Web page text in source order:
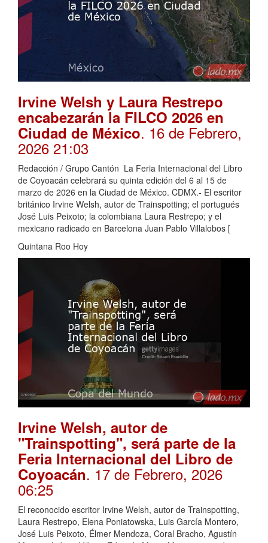
Irvine Welsh y Laura Restrepo
encabezarán la FILCO 2026 en
Ciudad de México. 16 de Febrero,
2026 21:03
Redacción / Grupo Cantón La Feria Internacional del Libro
de Coyoacán celebrará su quinta edición del 6 al 15 de
marzo de 2026 en la Ciudad de México. CDMX.- El escritor
británico Irvine Welsh, autor de Trainspotting; el portugués
José Luis Peixoto; la colombiana Laura Restrepo; y el
mexicano radicado en Barcelona Juan Pablo Villalobos [
Quintana Roo Hoy
Irvine Welsh, autor de
"Trainspotting", será parte de la
Feria Internacional del Libro de
Coyoacán. 17 de Febrero, 2026
06:25
El reconocido escritor Irvine Welsh, autor de Trainspotting,
Laura Restrepo, Elena Poniatowska, Luis García Montero,
José Luis Peixoto, Élmer Mendoza, Coral Bracho, Agustín